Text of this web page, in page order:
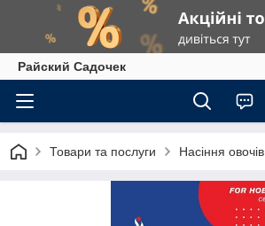
Райский Садочек
Товари та послуги Насіння овочів